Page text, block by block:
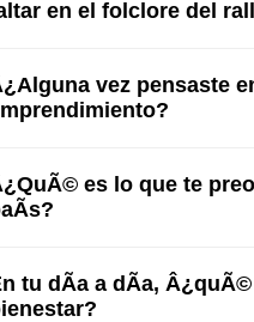
en el folclore del
vez pensaste
es lo que te
tu dÃ­a a dÃ­a,